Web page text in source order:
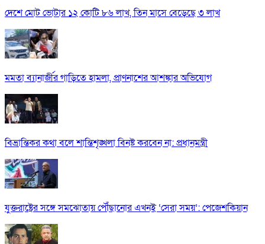
দেশে মোট ভোটার ১২ কোটি ৮৬ লাখ, তিন মাসে বেড়েছে ৩ লাখ
মমতা ব্যানার্জীর গাড়িতে হামলা, প্রাণনাশের আশঙ্কার অভিযোগ
বিভ্রান্তিকর কথা বলে শান্তিশৃঙ্খলা বিনষ্ট করবেন না: প্রধানমন্ত্রী
যুক্তরাষ্ট্রের সঙ্গে সমঝোতায় পৌঁছানোর এখনই ‘সেরা সময়’: পেজেশকিয়ান